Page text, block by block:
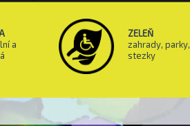
a
ZELEŇ
zahrady, parky,
stezky